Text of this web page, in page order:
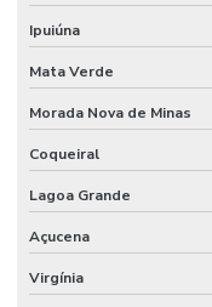
Ipuiúna
Mata Verde
Morada Nova de Minas
Coqueiral
Lagoa Grande
Açucena
Virgínia